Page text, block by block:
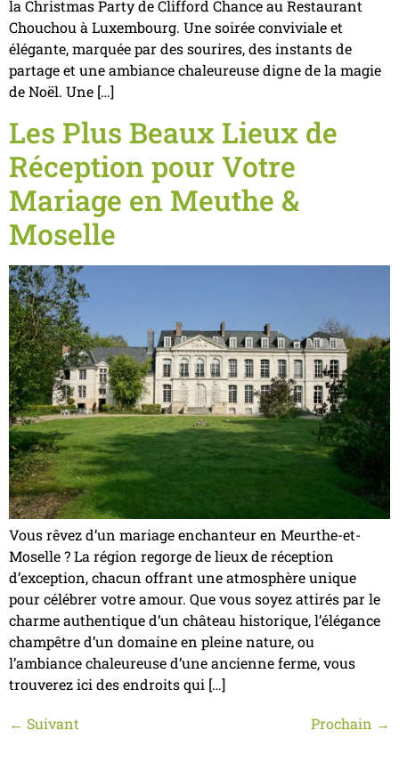
la Christmas Party de Clifford Chance au Restaurant
Chouchou à Luxembourg. Une soirée conviviale et
élégante, marquée par des sourires, des instants de
partage et une ambiance chaleureuse digne de la magie
de Noël. Une […]
Les Plus Beaux Lieux de
Réception pour Votre
Mariage en Meuthe &
Moselle
Vous rêvez d’un mariage enchanteur en Meurthe-et-
Moselle ? La région regorge de lieux de réception
d’exception, chacun offrant une atmosphère unique
pour célébrer votre amour. Que vous soyez attirés par le
charme authentique d’un château historique, l’élégance
champêtre d’un domaine en pleine nature, ou
l’ambiance chaleureuse d’une ancienne ferme, vous
trouverez ici des endroits qui […]
← Suivant Prochain →